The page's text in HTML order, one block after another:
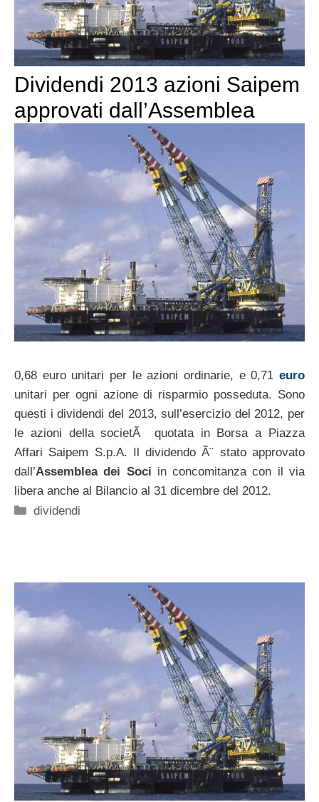
Dividendi 2013 azioni Saipem
approvati dall’Assemblea
0,68 euro unitari per le azioni ordinarie, e 0,71 euro
unitari per ogni azione di risparmio posseduta. Sono
questi i dividendi del 2013, sull’esercizio del 2012, per
le azioni della societÃ quotata in Borsa a Piazza
Affari Saipem S.p.A. Il dividendo Ã¨ stato approvato
dall’Assemblea dei Soci in concomitanza con il via
libera anche al Bilancio al 31 dicembre del 2012.
Categorie
dividendi